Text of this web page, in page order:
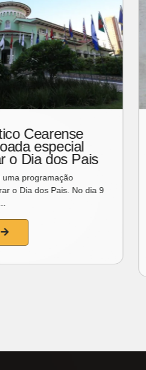
encontro
mexicanos
cultura e
(Unifor) promove
com os designers